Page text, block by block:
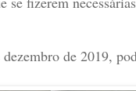
de 2019,